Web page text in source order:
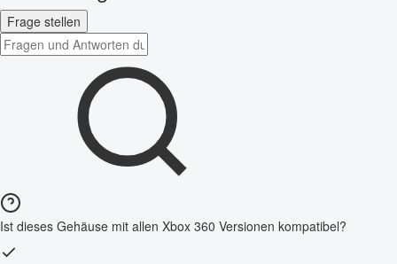
Frage stellen
Ist dieses Gehäuse mit allen Xbox 360 Versionen kompatibel?